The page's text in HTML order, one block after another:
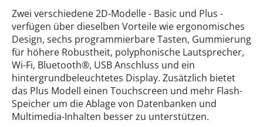
Zwei verschiedene 2D-Modelle - Basic und Plus -
verfügen über dieselben Vorteile wie ergonomisches
Design, sechs programmierbare Tasten, Gummierung
für höhere Robustheit, polyphonische Lautsprecher,
Wi-Fi, Bluetooth®, USB Anschluss und ein
hintergrundbeleuchtetes Display. Zusätzlich bietet
das Plus Modell einen Touchscreen und mehr Flash-
Speicher um die Ablage von Datenbanken und
Multimedia-Inhalten besser zu unterstützen.